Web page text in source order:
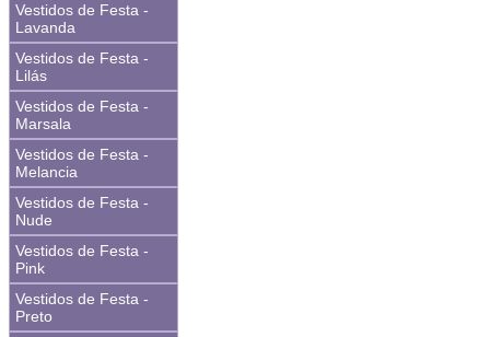
Vestidos de Festa -
Lavanda
Vestidos de Festa -
Lilás
Vestidos de Festa -
Marsala
Vestidos de Festa -
Melancia
Vestidos de Festa -
Nude
Vestidos de Festa -
Pink
Vestidos de Festa -
Preto